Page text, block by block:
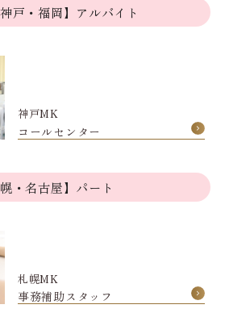
神戸・福岡】アルバイト
神戸MK
コールセンター
幌・名古屋】パート
札幌MK
事務補助スタッフ